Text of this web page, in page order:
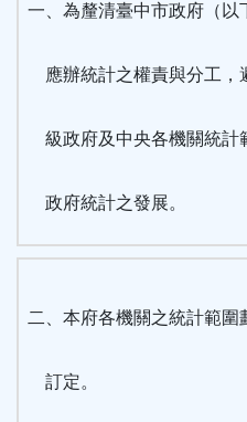
一、為釐清臺中市政府（
應辦統計之權責與分工，
級政府及中央各機關統計
政府統計之發展。
二、本府各機關之統計範
訂定。